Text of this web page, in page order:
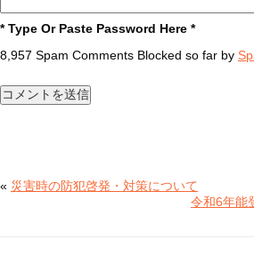
* Type Or Paste Password Here *
8,957 Spam Comments Blocked so far by
« 災害時の防犯啓発・対策について
令和6年能